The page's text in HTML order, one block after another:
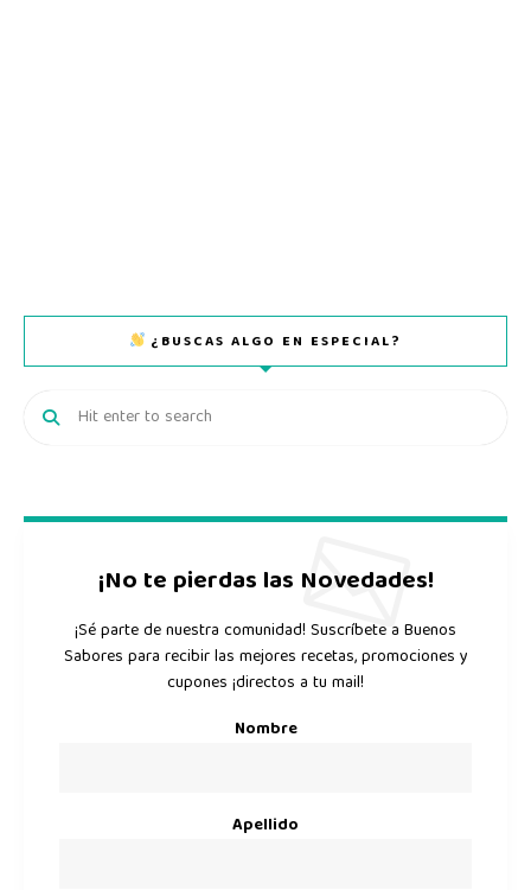
¿BUSCAS ALGO EN ESPECIAL?
¡No te pierdas las Novedades!
¡Sé parte de nuestra comunidad! Suscríbete a Buenos
Sabores para recibir las mejores recetas, promociones y
cupones ¡directos a tu mail!
Nombre
Apellido